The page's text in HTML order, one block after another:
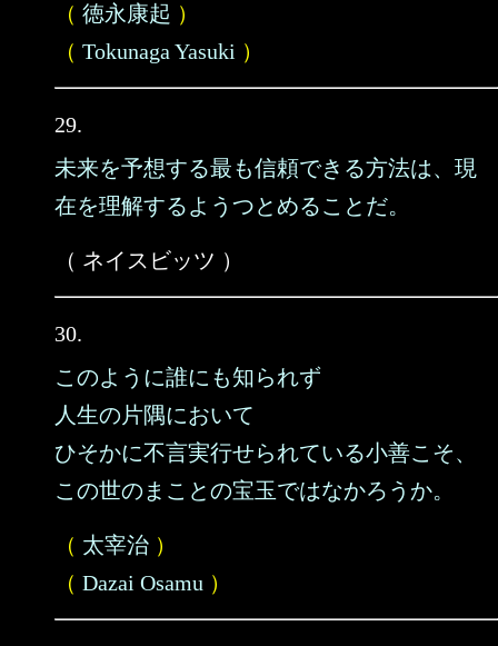
（ 徳永康起 ）
（ Tokunaga Yasuki ）
29.
未来を予想する最も信頼できる方法は、現
在を理解するようつとめることだ。
（ ネイスビッツ ）
30.
このように誰にも知られず
人生の片隅において
ひそかに不言実行せられている小善こそ、
この世のまことの宝玉ではなかろうか。
（ 太宰治 ）
（ Dazai Osamu ）